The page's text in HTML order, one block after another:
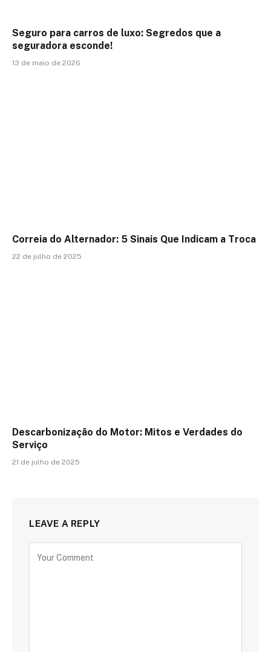
Seguro para carros de luxo: Segredos que a
seguradora esconde!
13 de maio de 2026
Correia do Alternador: 5 Sinais Que Indicam a Troca
22 de julho de 2025
Descarbonização do Motor: Mitos e Verdades do
Serviço
21 de julho de 2025
LEAVE A REPLY